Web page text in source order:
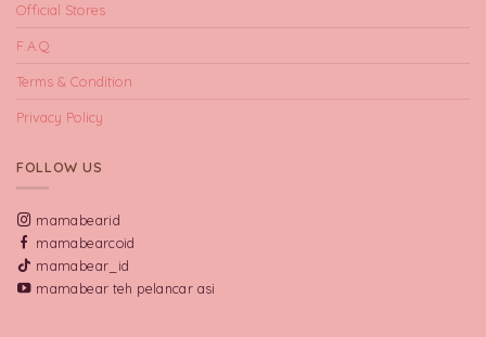
Official Stores
F.A.Q
Terms & Condition
Privacy Policy
FOLLOW US
mamabearid
mamabearcoid
mamabear_id
mamabear teh pelancar asi